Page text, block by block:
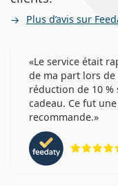
Plus d’avis sur
Le service était
de ma part lors
réduction de 10
cadeau. Ce fut
recommande.